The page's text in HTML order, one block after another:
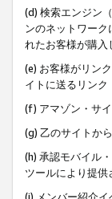
(d) 検索エンジン
ンのネットワー
れたお客様が購入
(e) お客様がリン
イトに送るリンク
(f) アマゾン・サ
(g) 乙のサイトか
(h) 承認モバイル
ツールにより提
(i) メンバー紹介